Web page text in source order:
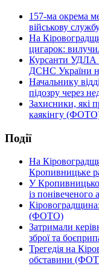
157-ма окрема
військову
На
цигарок:
Курсанти УДЛА
ДСНС України
Начальнику
підозру через
Захисники, які
каякінгу
Події
На
Кропивницьке
У
із
(ФОТО)
Затримали
зброї та
Трегедія на
обставини